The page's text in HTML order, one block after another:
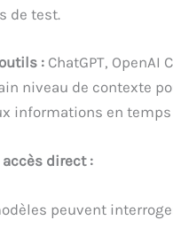
de test.
: ChatGPT,
niveau de contexte
informations en temps
accès direct :
peuvent